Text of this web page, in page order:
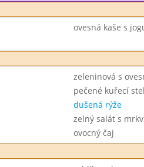
ovesná kaše s
zeleninová s
pečené kuřecí
dušená rýže
zelný salát s
ovocný čaj